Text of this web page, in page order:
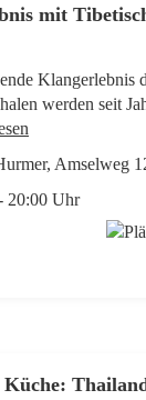
mit
Klangerlebnis
werden seit
Amselweg
20:00 Uhr
Küche: